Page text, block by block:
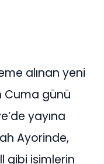
alınan yeni
Cuma günü
yayına
Ayorinde,
gibi isimlerin